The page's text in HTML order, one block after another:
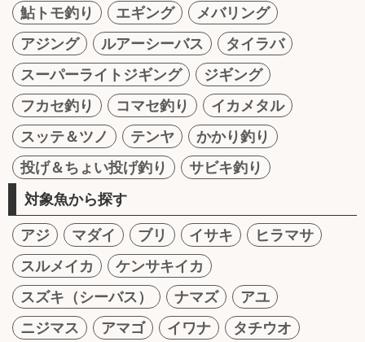
鮎トモ釣り
エギング
メバリング
アジング
ルアーシーバス
タイラバ
スーパーライトジギング
ジギング
フカセ釣り
コマセ釣り
イカメタル
スッテ＆ツノ
テンヤ
かかり釣り
投げ＆ちょい投げ釣り
サビキ釣り
対象魚から探す
アジ マダイ ブリ イサキ
ヒラマサ
スルメイカ
ケンサキイカ
スズキ（シーバス）
ナマズ
アユ
ニジマス
アマゴ イワナ
タチウオ